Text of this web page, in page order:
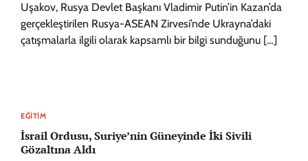
Uşakov, Rusya Devlet Başkanı Vladimir Putin’in Kazan’da
gerçekleştirilen Rusya-ASEAN Zirvesi’nde Ukrayna’daki
çatışmalarla ilgili olarak kapsamlı bir bilgi sunduğunu […]
EĞITIM
İsrail Ordusu, Suriye’nin Güneyinde İki Sivili
Gözaltına Aldı